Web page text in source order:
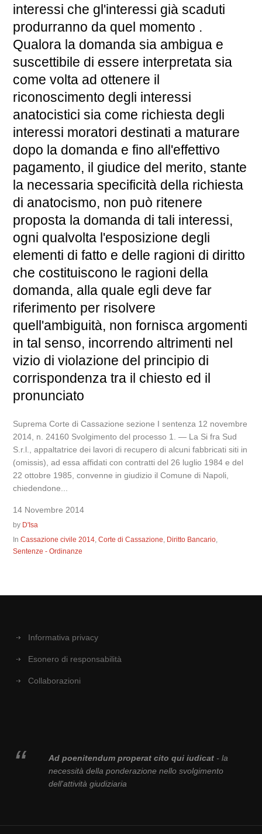
interessi che gl'interessi già scaduti
produrranno da quel momento .
Qualora la domanda sia ambigua e
suscettibile di essere interpretata sia
come volta ad ottenere il
riconoscimento degli interessi
anatocistici sia come richiesta degli
interessi moratori destinati a maturare
dopo la domanda e fino all'effettivo
pagamento, il giudice del merito, stante
la necessaria specificità della richiesta
di anatocismo, non può ritenere
proposta la domanda di tali interessi,
ogni qualvolta l'esposizione degli
elementi di fatto e delle ragioni di diritto
che costituiscono le ragioni della
domanda, alla quale egli deve far
riferimento per risolvere
quell'ambiguità, non fornisca argomenti
in tal senso, incorrendo altrimenti nel
vizio di violazione del principio di
corrispondenza tra il chiesto ed il
pronunciato
Suprema Corte di Cassazione sezione I sentenza 12 novembre
2014, n. 24160 Svolgimento del processo 1. — La Si fra Sud
S.r.l., appaltatrice dei lavori di recupero di alcuni fabbricati siti in
(omissis), ad essa affidati con contratti del 26 luglio 1984 e del
22 ottobre 1985, convenne in giudizio il Comune di Napoli,
chiedendone...
14 Novembre 2014
by D'Isa
InCassazione civile 2014,Corte di Cassazione, Diritto Bancario,
Sentenze - Ordinanze
Informativa privacy
Esonero di responsabilità
Collaborazioni
Ad poenitendum properat cito qui iudicat- la
necessità della ponderazione nello svolgimento
dell'attività giudiziaria